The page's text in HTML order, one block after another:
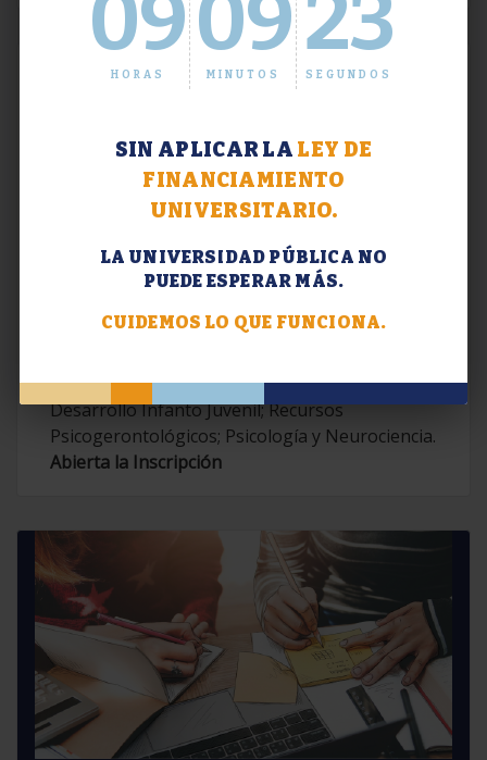
09
HORAS
09
MINUTOS
24
SEGUNDOS
SIN APLICAR LA LEY DE
FINANCIAMIENTO
UNIVERSITARIO.
LA UNIVERSIDAD PÚBLICA NO
PUEDE ESPERAR MÁS.
CUIDEMOS LO QUE FUNCIONA.
Extensión. Diplomaturas 2026.
Contemporáneas; Problemáticas en el
Desarrollo Infanto Juvenil; Recursos
Psicogerontológicos; Psicología y Neurociencia.
Abierta la Inscripción